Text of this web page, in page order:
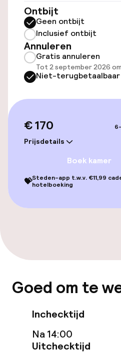
Fietsen beschikbaar
Toegankelijkheid
Overal
Kamers
Familiekamers
Zwemmen & wellness
Entertainment
Gratis wifi
Terras
Ontbijt
Geen ontbijt
Inclusief ontbijt
Annuleren
Gratis annuleren
Tot 2 september 2026
Niet-terugbetaalbaar
€ 170
Prijsdetails
Boek kamer
💝Steden-app t.w.v. €11,99
hotelboeking
Goed om te
Inchecktijd
Na 14:00
Uitchecktijd